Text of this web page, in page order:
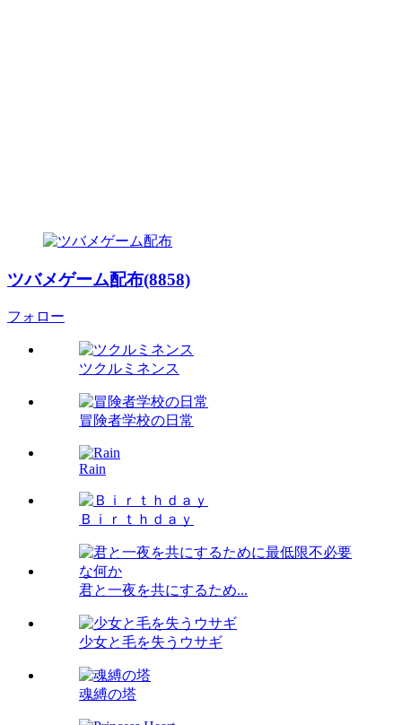
ツバメゲーム配布(8858)
フォロー
ツクルミネンス
冒険者学校の日常
Rain
Ｂｉｒｔｈｄａｙ
君と一夜を共にするため...
少女と毛を失うウサギ
魂縛の塔